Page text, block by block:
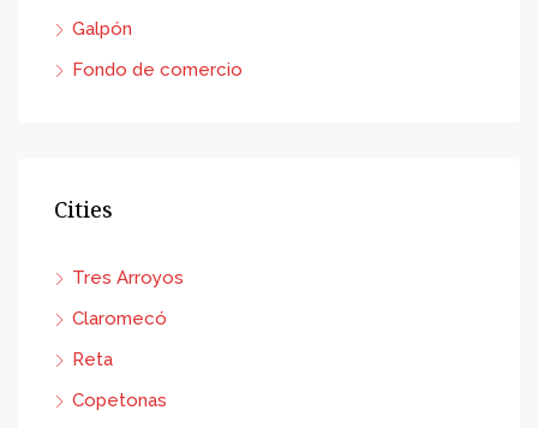
Galpón
Fondo de comercio
Cities
Tres Arroyos
Claromecó
Reta
Copetonas